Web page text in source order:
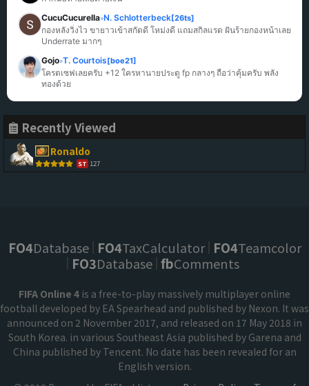
CucuCucurella»N. Schlotterbeck[26ts]
กองหลังวิ่งไว ขายาวเข้าสกัดดี โหม่งดี แถมสกิลแรด ฝันร้ายกองหน้าเลย
Underrate มากๆ
Gojo»T. Courtois[boe21]
โครตเซฟเลยครับ +12 ใครหานายประตู fp กลางๆ ถือว่าคุ้มครับ พลัง
ทองด้วย
Recently Viewed
Ronaldo
ST 127
FO4Database FO4TaxCalculator FO4Teamcolor
FO3Database fbComments
FIFA Online 4 is a free-to-play massively multiplayer online
football developed by EA Spearhead and published by Nexon. It was
announced on 2 November 2017, and released on 17 May 2018 in
South Korea. in various Southeast Asia published by Garena and
China published by Tencent. No date has been revealed for an
English version.